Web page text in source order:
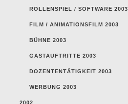
ROLLENSPIEL / SOFTWARE 2003
FILM / ANIMATIONSFILM 2003
BÜHNE 2003
GASTAUFTRITTE 2003
DOZENTENTÄTIGKEIT 2003
WERBUNG 2003
2002